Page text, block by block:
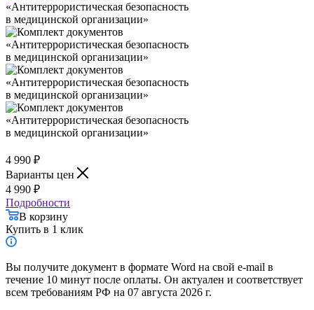
4 990 ₽
Варианты цен
4 990 ₽
Подробности
В корзину
Купить в 1 клик
Вы получите документ в формате Word на свой e-mail в
течение 10 минут после оплаты. Он актуален и соответствует
всем требованиям РФ на 07 августа 2026 г.